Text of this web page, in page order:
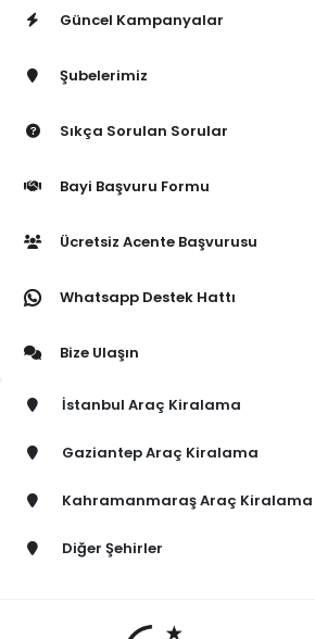
Güncel Kampanyalar
Şubelerimiz
Sıkça Sorulan Sorular
Bayi Başvuru Formu
Ücretsiz Acente Başvurusu
Whatsapp Destek Hattı
Bize Ulaşın
İstanbul Araç Kiralama
Gaziantep Araç Kiralama
Kahramanmaraş Araç Kiralama
Diğer Şehirler